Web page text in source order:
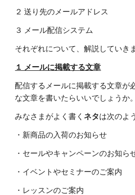
２ 送り先のメールアドレス
３ メール配信システム
それぞれについて、解説していき
１ メールに掲載する文章
配信するメールに掲載する文章が
な文章を書いたらいいでしょうか。
みなさまがよく書くネタは次のよ
・新商品の入荷のお知らせ
・セールやキャンペーンのお知ら
・イベントやセミナーのご案内
・レッスンのご案内